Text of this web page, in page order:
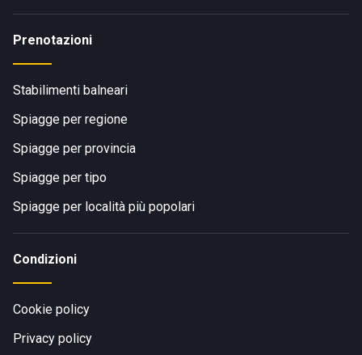
Prenotazioni
Stabilimenti balneari
Spiagge per regione
Spiagge per provincia
Spiagge per tipo
Spiagge per località più popolari
Condizioni
Cookie policy
Privacy policy